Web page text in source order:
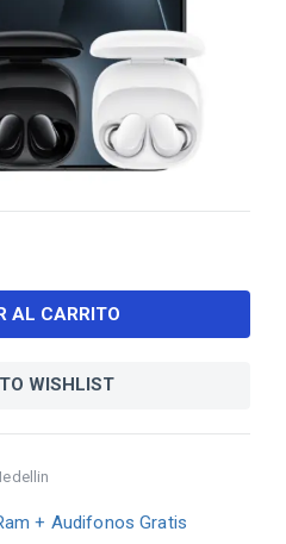
+ Audifonos Gratis
AL CARRITO
WISHLIST